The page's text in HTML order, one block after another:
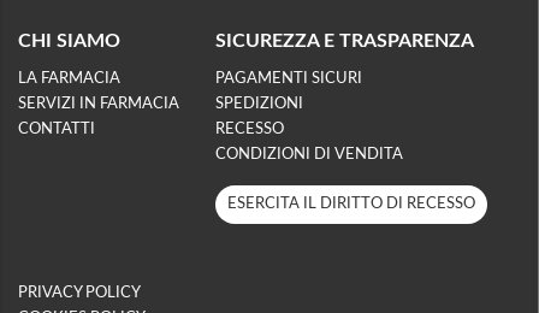
CHI SIAMO
LA FARMACIA
SERVIZI IN FARMACIA
CONTATTI
SICUREZZA E TRASPARENZA
PAGAMENTI SICURI
SPEDIZIONI
RECESSO
CONDIZIONI DI VENDITA
ESERCITA IL DIRITTO DI RECESSO
PRIVACY POLICY